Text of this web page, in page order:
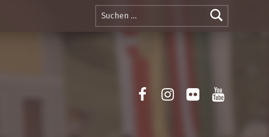
Suchen nach:
FacebookInstagram
FlickrYotube